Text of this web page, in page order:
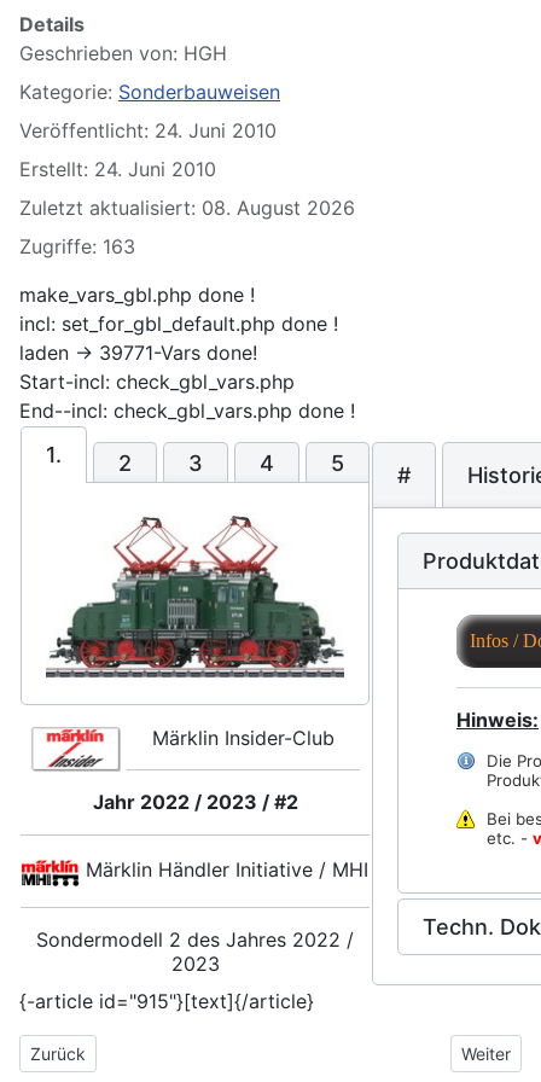
Details
Geschrieben von: HGH
Kategorie: Sonderbauweisen
Veröffentlicht: 24. Juni 2010
Erstellt: 24. Juni 2010
Zuletzt aktualisiert: 08. August 2026
Zugriffe: 163
make_vars_gbl.php done !
incl: set_for_gbl_default.php done !
laden -> 39771-Vars done!
Start-incl: check_gbl_vars.php
End--incl: check_gbl_vars.php done !
1. 2 3 4 5
Märklin Insider-Club
Jahr 2022 / 2023 / #2
Märklin Händler Initiative / MHI
Sondermodell 2 des Jahres 2022 /
2023
#
Infos /
Hinweis:
Die
Bei
etc. -
Techn.
{-article id="915"}[text]{/article}
Vorheriger Beitrag: 38201 | - BR02 der DR - placeholder
Zurück Nächster
Weiter